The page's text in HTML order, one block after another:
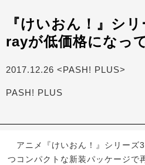
『けいおん！』シ
rayが低価格になっ
2017.12.26 <PASH! PLUS>
PASH! PLUS
アニメ『けいおん！』シリーズ
つコンパクトな新装パッケージで